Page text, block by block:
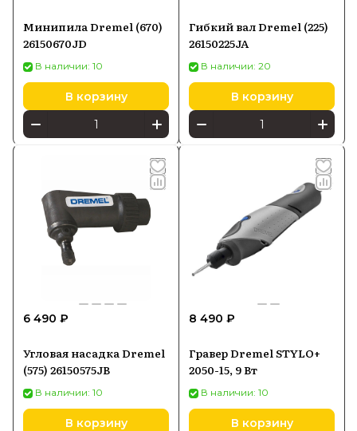
Минипила Dremel (670)
26150670JD
В наличии: 10
В корзину
Гибкий вал Dremel (225)
26150225JA
В наличии: 20
В корзину
6 490 ₽
Угловая насадка Dremel
(575) 26150575JB
В наличии: 10
В корзину
8 490 ₽
Гравер Dremel STYLO+
2050-15, 9 Вт
В наличии: 10
В корзину